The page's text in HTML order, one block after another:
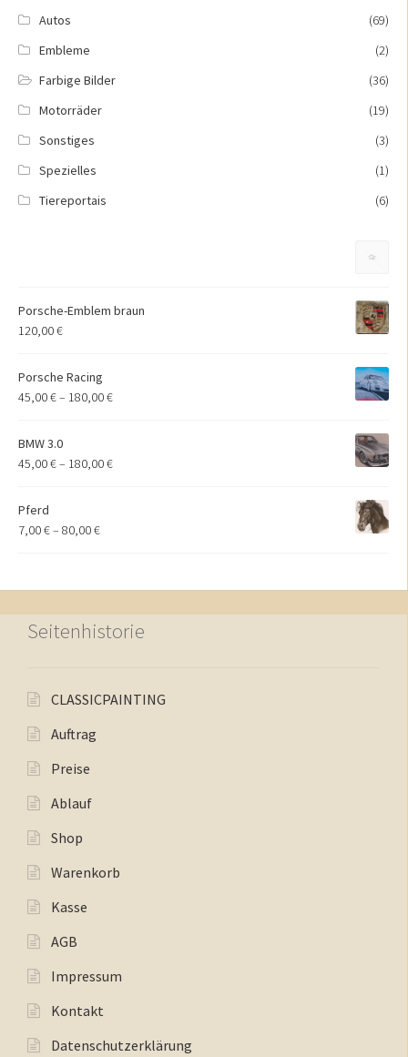
Autos
(69)
Embleme
(2)
Farbige Bilder
(36)
Motorräder
(19)
Sonstiges
(3)
Spezielles
(1)
Tiereportais
(6)
Porsche-Emblem braun
120,00€
Porsche Racing
45,00€– 180,00€
BMW 3.0
45,00€– 180,00€
Pferd
7,00€– 80,00€
Seitenhistorie
CLASSICPAINTING
Auftrag
Preise
Ablauf
Shop
Warenkorb
Kasse
AGB
Impressum
Kontakt
Datenschutzerklärung